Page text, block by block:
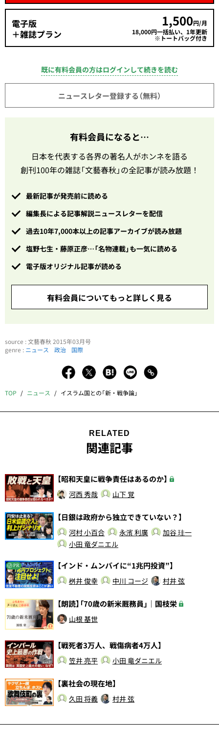
電子版
＋雑誌プラン
1,500円/月
18,000円一括払い、1年更新
※トートバッグ付き
既に有料会員の方はログインして続きを読む
ニュースレター登録する（無料）
有料会員になると…
日本を代表する各界の著名人がホンネを語る
創刊100年の雑誌「文藝春秋」の全記事が読み放題！
最新記事が発売前に読める
編集長による記事解説ニュースレターを配信
過去10年7,000本以上の記事アーカイブが読み放題
塩野七生・藤原正彦…「名物連載」も一気に読める
電子版オリジナル記事が読める
有料会員についてもっと詳しく見る
source : 文藝春秋 2015年03月号
genre : ニュース 政治 国際
TOP ニュース イスラム国との「新・戦争論」
RELATED
関連記事
【昭和天皇に戦争責任はあるのか】
河西 秀哉 山下 覚
【日銀は政府から独立できていない？】
河村 小百合 永濱 利廣
加谷 珪一
小田 竜ダニエル
PR 【インド・ムンバイに“1兆円投資”】
桝井 俊幸 中川 コージ 村井 弦
【朗読】「70歳の新米厩務員」｜国枝栄
山根 基世
【戦死者3万人、戦傷病者4万人】
笠井 亮平 小田 竜ダニエル
【裏社会の現在地】
久田 将義 村井 弦